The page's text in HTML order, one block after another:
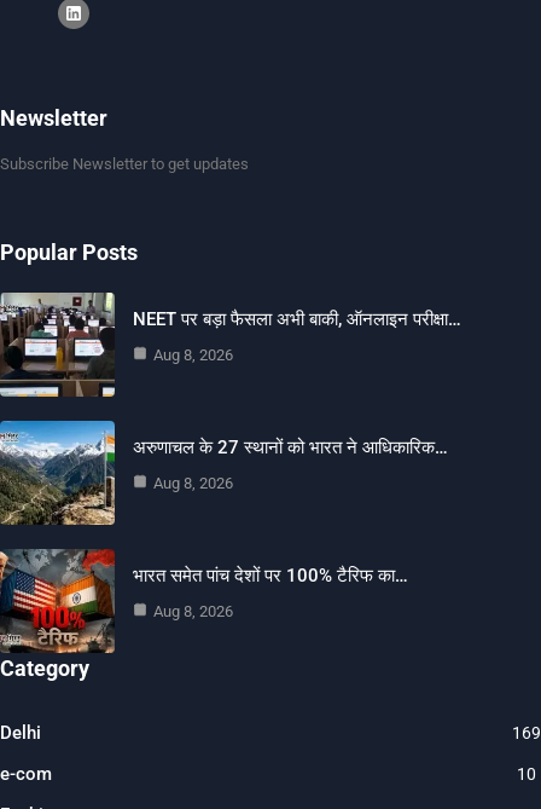
Newsletter
Subscribe Newsletter to get updates
Popular Posts
NEET पर बड़ा फैसला अभी बाकी, ऑनलाइन परीक्षा…
Aug 8, 2026
अरुणाचल के 27 स्थानों को भारत ने आधिकारिक…
Aug 8, 2026
भारत समेत पांच देशों पर 100% टैरिफ का…
Aug 8, 2026
Category
Delhi
e-com 10